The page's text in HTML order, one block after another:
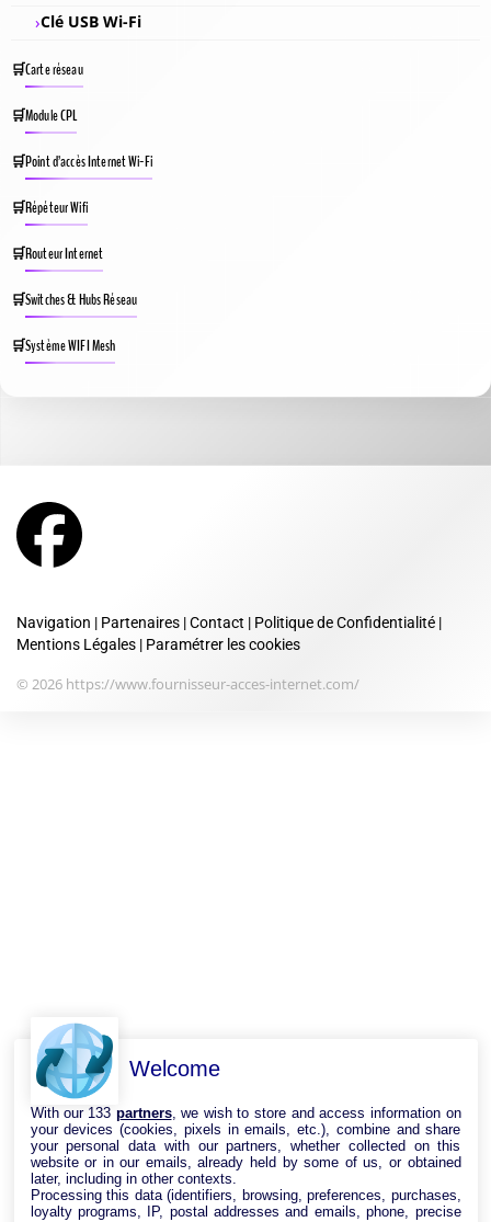
Clé USB Wi-Fi
Carte réseau
Module CPL
Point d’accès Internet Wi-Fi
Répéteur Wifi
Routeur Internet
Switches & Hubs Réseau
Système WIFI Mesh
Navigation | Partenaires |Contact | Politique de Confidentialité |
Mentions Légales | Paramétrer les cookies
© 2026 https://www.fournisseur-acces-internet.com/
Welcome
With our 133 partners, we wish to store and access information on
your devices (cookies, pixels in emails, etc.), combine and share
your personal data with our partners, whether collected on this
website or in our emails, already held by some of us, or obtained
later, including in other contexts.
Processing this data (identifiers, browsing, preferences, purchases,
loyalty programs, IP, postal addresses and emails, phone, precise